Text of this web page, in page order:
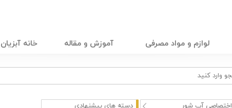
لوازم و مواد مصرفی آموزش و مقاله خانه آبزیان
اختصاصی آب شور دسته های پیشنهادی